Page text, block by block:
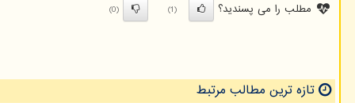
مطلب را می پسندید؟
(1)
(0)
تازه ترین مطالب مرتبط